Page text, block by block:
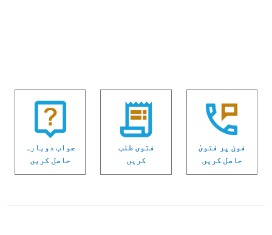
فون پر فتویٰ
حاصل کریں
فتوی طلب
کریں
جواب دوبارہ
حاصل کریں